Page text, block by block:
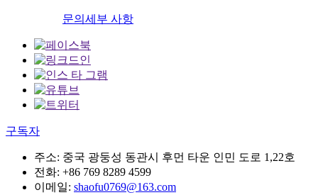
문의 세부 사항
구독자
주소: 중국 광둥성 동관시 후먼 타운 인민 도로 1,22호
전화: +86 769 8289 4599
이메일: shaofu0769@163.com